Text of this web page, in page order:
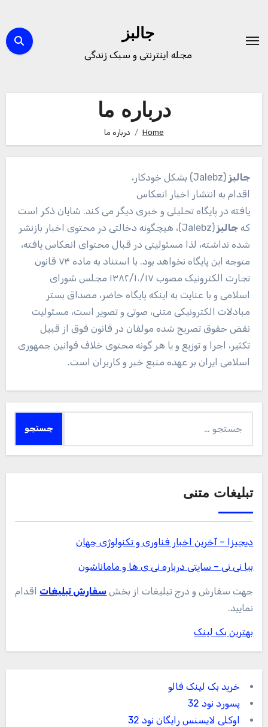
content
جالبز
مجله اینترنتی و سبک زندگی
درباره ما
Home درباره ما
جالبز
(Jalebz) بشکل خودکار،
اقدام به انتشار اخبار انعکاس
یافته در پایگاه تحلیلی و خبری دیگر می کند. شایان ذکر است
که جالبز
(Jalebz)، هیچگونه دخالتی در محتوی اخبار بازنشر
شده نداشته، لذا مسئولیتی در قبال محتوای انعکاس یافته،
متوجه این پایگاه نخواهد بود. با استناد به ماده ۷۴ قانون
تجارت الکترونیک مصوب ۱۳۸۲/۱۰/۱۷ مجلس شورای
اسلامی و با عنایت به اینکه پایگاه حاضر، مصداق بستر
مبادلات الکترونیکی متنی، صوتی و تصویر است، مسئولیت
نقض حقوق تصریح شده مولفان در قانون فوق از قبیل
تکثیر، اجرا و توزیع و یا هر گونه محتوی خلاف قوانین جمهوری
اسلامی ایران بر عهده منبع خبر و کاربران است.
برای:
تبلیغات متنی
دیجیزا – آخرین اخبار فناوری و تکنولوژی جهان
بیا نی نی – سایتی درباره نی ی ها و ماماناشون
جهت سفارش و درج تبلیغات از بخش سفارش تبلیغات اقدام
نمایید.
بهترین بک لینک
خرید بک لینک فالو
پسورد نود 32
اوکلی لایسنس رایگان نود 32